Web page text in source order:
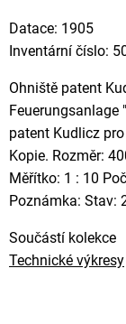
Datace: 1905
Inventární číslo:
Ohniště patent
Feuerungsanlage
patent Kudlicz
Kopie. Rozměr:
Měřítko: 1 : 10
Poznámka: Stav:
Součástí kolekce
Technické výkresy